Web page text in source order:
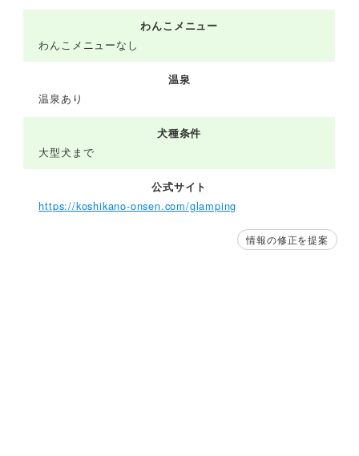
わんこメニュー
わんこメニューなし
温泉
温泉あり
犬種条件
大型犬まで
公式サイト
https://koshikano-onsen.com/glamping
情報の修正を提案